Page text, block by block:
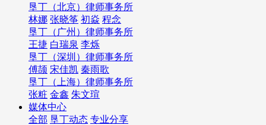
垦丁（北京）律师事务所
林娜 张晓筝 初焱 程念
垦丁（广州）律师事务所
王捷 白瑞泉 李烁
垦丁（深圳）律师事务所
傅颉 宋佳凯 秦雨歌
垦丁（上海）律师事务所
张粧 金鑫 朱文瑄
媒体中心
全部 垦丁动态 专业分享